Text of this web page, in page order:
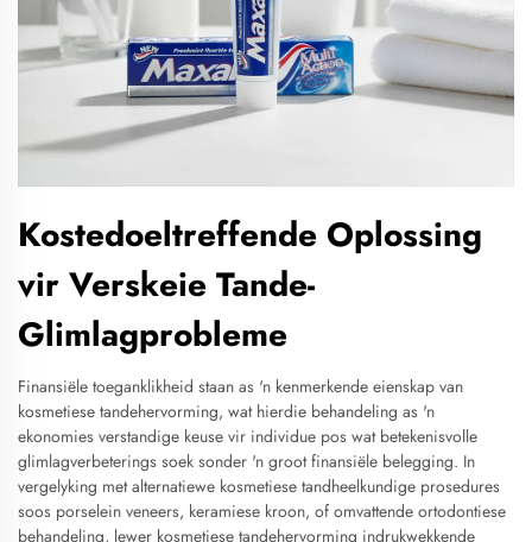
Kostedoeltreffende Oplossing
vir Verskeie Tande-
Glimlagprobleme
Finansiële toeganklikheid staan as 'n kenmerkende eienskap van
kosmetiese tandehervorming, wat hierdie behandeling as 'n
ekonomies verstandige keuse vir individue pos wat betekenisvolle
glimlagverbeterings soek sonder 'n groot finansiële belegging. In
vergelyking met alternatiewe kosmetiese tandheelkundige prosedures
soos porselein veneers, keramiese kroon, of omvattende ortodontiese
behandeling, lewer kosmetiese tandehervorming indrukwekkende